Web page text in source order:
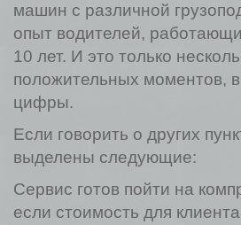
машин с различной
опыт водителей,
10 лет. И это только
положительных моментов,
цифры.
Если говорить о других
выделены следующие:
Сервис готов пойти на
если стоимость для